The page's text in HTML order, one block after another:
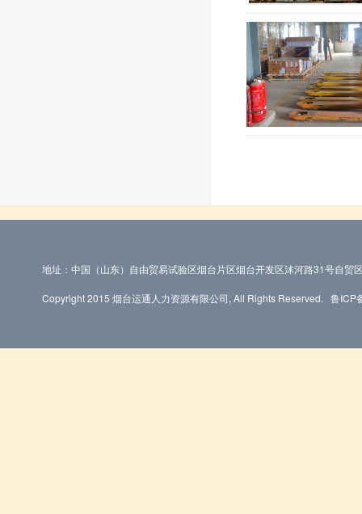
地址：中国（山东）自由贸易试验区烟台片区烟台开发区沭河路31号自贸
Copyright 2015 烟台运通人力资源有限公司, All Rights Reserved. 鲁ICP